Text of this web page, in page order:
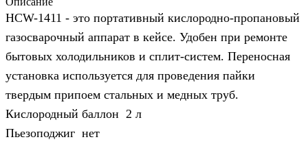
HCW-1411 - это портативный кислородно-пропановый
газосварочный аппарат в кейсе. Удобен при ремонте
бытовых холодильников и сплит-систем. Переносная
установка используется для проведения пайки
твердым припоем стальных и медных труб.
Кислородный баллон 2 л
Пьезоподжиг нет